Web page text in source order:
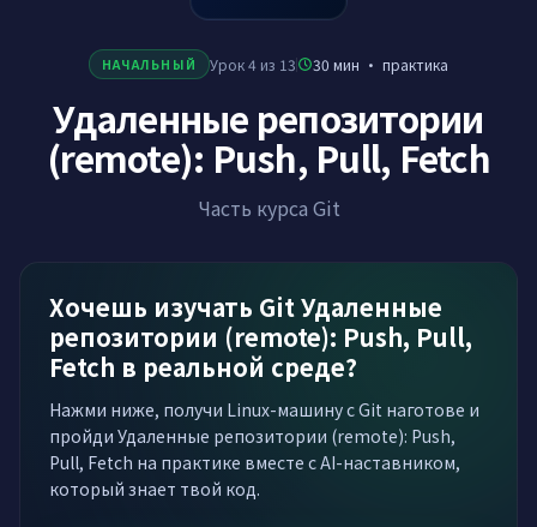
НАЧАЛЬНЫЙ Урок 4 из 13 30 мин ·практика
Удаленные репозитории
(remote): Push, Pull, Fetch
Часть курса Git
Хочешь изучать Git Удаленные
репозитории (remote): Push, Pull,
Fetch в реальной среде?
Нажми ниже, получи Linux-машину с Git наготове и
пройди Удаленные репозитории (remote): Push,
Pull, Fetch на практике вместе с AI-наставником,
который знает твой код.